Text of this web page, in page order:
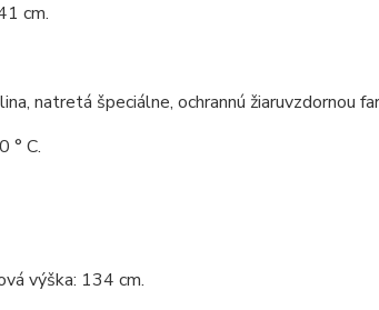
cm.
natretá špeciálne, ochrannú žiaruvzdornou
° C.
výška: 134 cm.